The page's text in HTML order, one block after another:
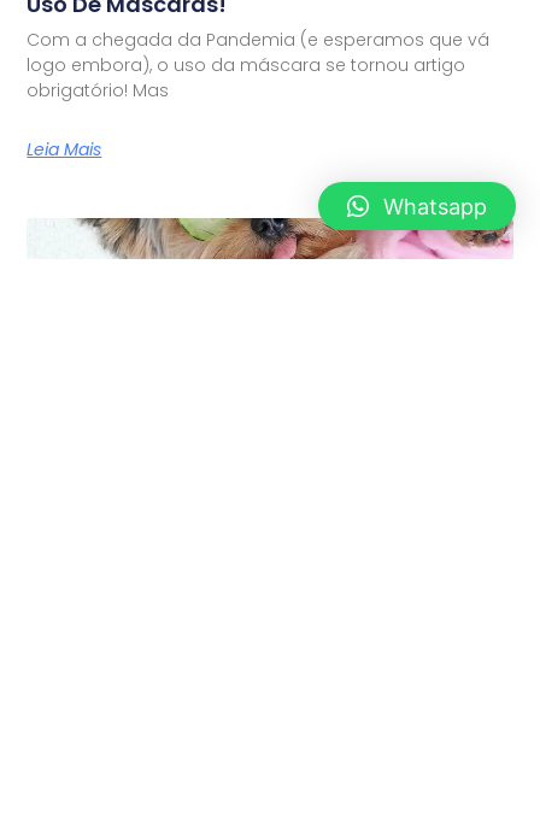
Com a chegada da Pandemia (e esperamos que vá
logo embora), o uso da máscara se tornou artigo
obrigatório! Mas
Leia Mais
Whatsapp